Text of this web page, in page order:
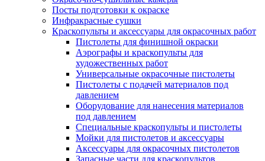
Посты подготовки к окраске
Инфракрасные сушки
Краскопульты и аксессуары для окрасочных работ
Пистолеты для финишной окраски
Аэрографы и краскопульты для
художественных работ
Универсальные окрасочные пистолеты
Пистолеты с подачей материалов под
давлением
Оборудование для нанесения материалов
под давлением
Специальные краскопульты и пистолеты
Мойки для пистолетов и аксессуары
Аксессуары для окрасочных пистолетов